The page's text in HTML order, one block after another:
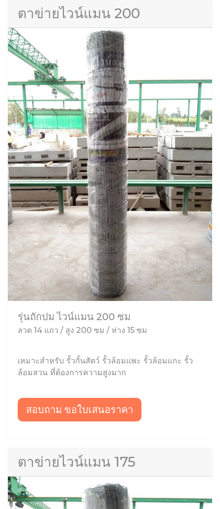
ตาข่ายไวน์แมน 200
รุ่นถักปม ไวน์แมน 200 ซม
ลวด 14 แถว / สูง 200 ซม / ห่าง 15 ซม
เหมาะสำหรับ รั้วกั้นสัตว์ รั้วล้อมแพะ รั้วล้อมแกะ รั้ว
ล้อมสวน ที่ต้องการความสูงมาก
สอบถาม ขอใบเสนอราคา
ตาข่ายไวน์แมน 175